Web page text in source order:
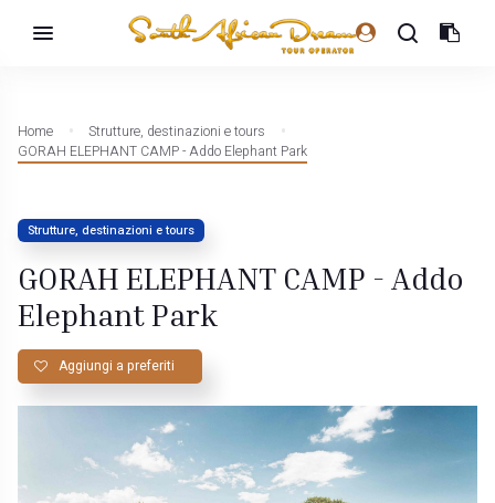
Home
Strutture, destinazioni e tours
GORAH ELEPHANT CAMP - Addo Elephant Park
Strutture, destinazioni e tours
GORAH ELEPHANT CAMP - Addo
Elephant Park
Aggiungi a preferiti